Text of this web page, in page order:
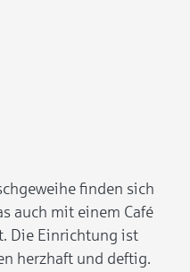
finden sich
auch mit einem Café
Die Einrichtung ist
herzhaft und deftig.